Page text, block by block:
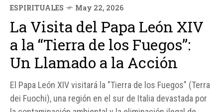
ESPIRITUALES May 22, 2026
La Visita del Papa León XIV
a la “Tierra de los Fuegos”:
Un Llamado a la Acción
El Papa León XIV visitará la "Tierra de los Fuegos" (Terra
dei Fuochi), una región en el sur de Italia devastada por